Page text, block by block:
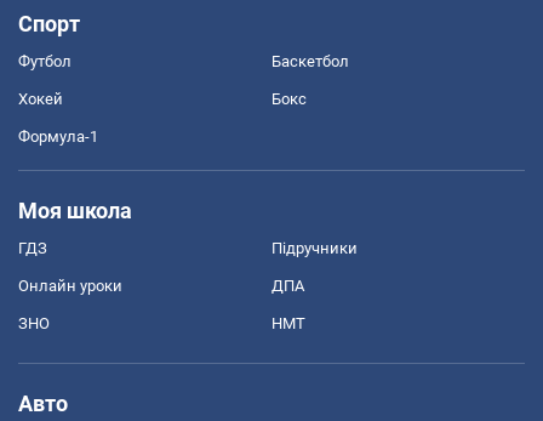
Спорт
Футбол Баскетбол
Хокей Бокс
Формула-1
Моя школа
ГДЗ Підручники
Онлайн уроки ДПА
ЗНО НМТ
Авто